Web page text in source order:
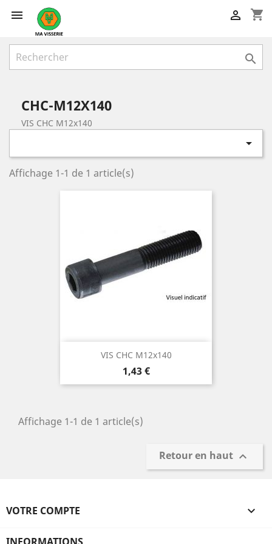
 shopping_cart


CHC-M12X140
VIS CHC M12x140

Affichage 1-1 de 1 article(s)
VIS CHC M12x140
Prix
1,43 €
Affichage 1-1 de 1 article(s)
Retour en haut 
VOTRE COMPTE 